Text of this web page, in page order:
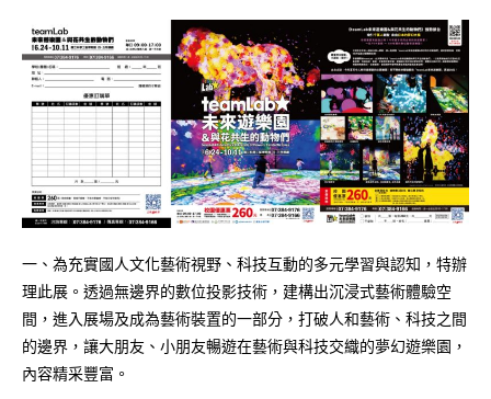
一、為充實國人文化藝術視野、科技互動的多元學習與認知，特辦
理此展。透過無邊界的數位投影技術，建構出沉浸式藝術體驗空
間，進入展場及成為藝術裝置的一部分，打破人和藝術、科技之間
的邊界，讓大朋友、小朋友暢遊在藝術與科技交織的夢幻遊樂園，
內容精采豐富。